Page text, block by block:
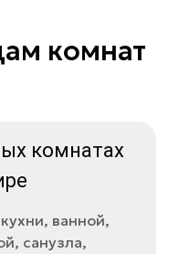
комнат
комнатах
ванной,
санузла,